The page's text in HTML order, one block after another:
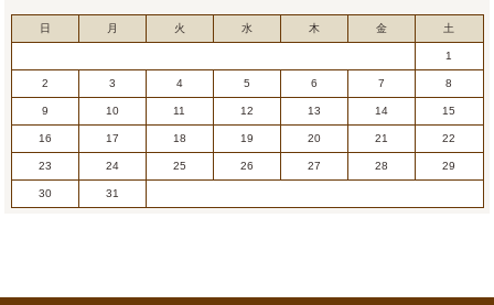
日 月 火 水 木 金 土
1
2 3 4 5 6 7 8
9 10 11 12 13 14 15
16 17 18 19 20 21 22
23 24 25 26 27 28 29
30 31